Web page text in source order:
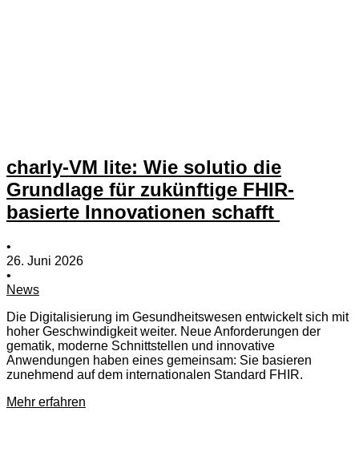
charly-VM lite: Wie solutio die
Grundlage für zukünftige FHIR-
basierte Innovationen schafft
•
26. Juni 2026
•
News
Die Digitalisierung im Gesundheitswesen entwickelt sich mit
hoher Geschwindigkeit weiter. Neue Anforderungen der
gematik, moderne Schnittstellen und innovative
Anwendungen haben eines gemeinsam: Sie basieren
zunehmend auf dem internationalen Standard FHIR.
Mehr erfahren